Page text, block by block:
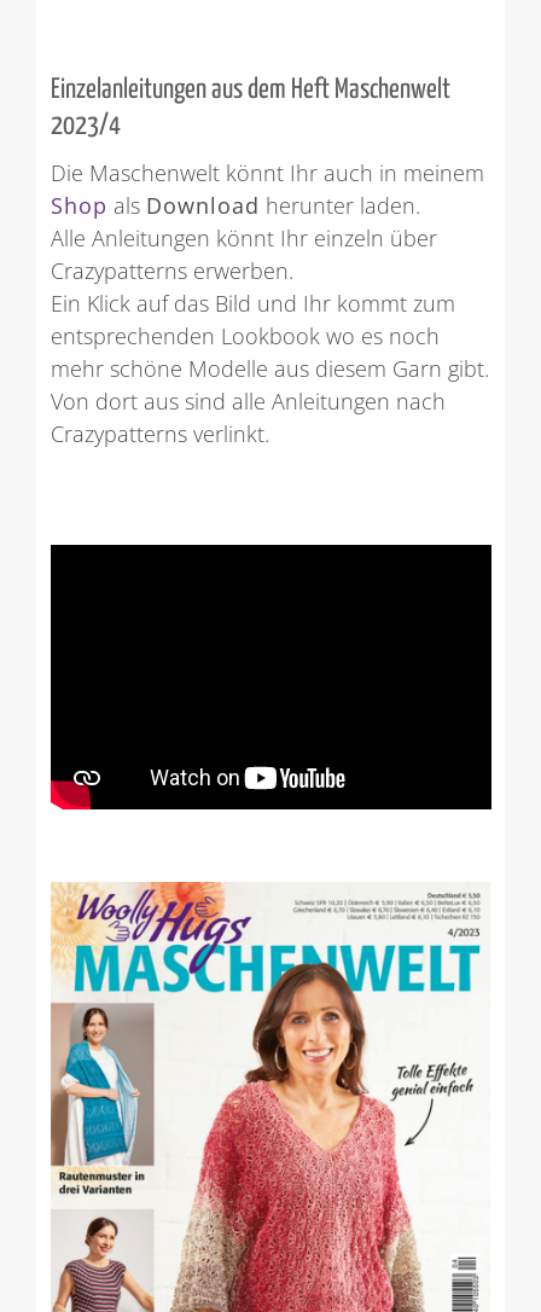
Einzelanleitungen aus dem Heft Maschenwelt
2023/4
Die Maschenwelt könnt Ihr auch in meinem
Shop als Download herunter laden.
Alle Anleitungen könnt Ihr einzeln über
Crazypatterns erwerben.
Ein Klick auf das Bild und Ihr kommt zum
entsprechenden Lookbook wo es noch
mehr schöne Modelle aus diesem Garn gibt.
Von dort aus sind alle Anleitungen nach
Crazypatterns verlinkt.